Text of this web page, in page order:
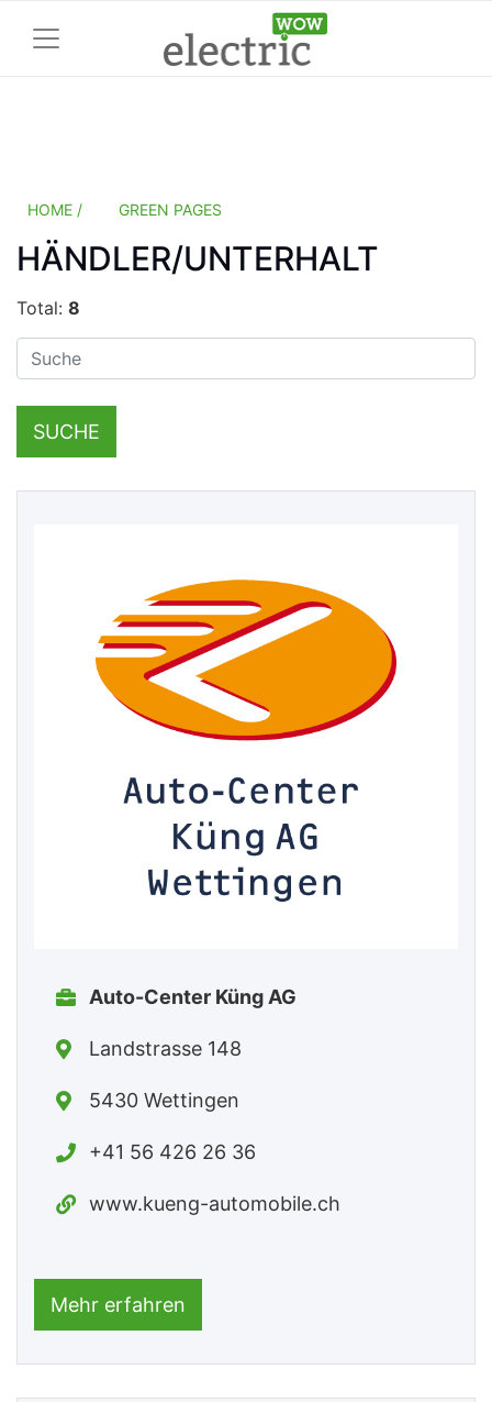
HOME / GREEN PAGES
HÄNDLER/UNTERHALT
Total: 8
SUCHE
Auto-Center Küng AG
Landstrasse 148
5430 Wettingen
+41 56 426 26 36
www.kueng-automobile.ch
Mehr erfahren